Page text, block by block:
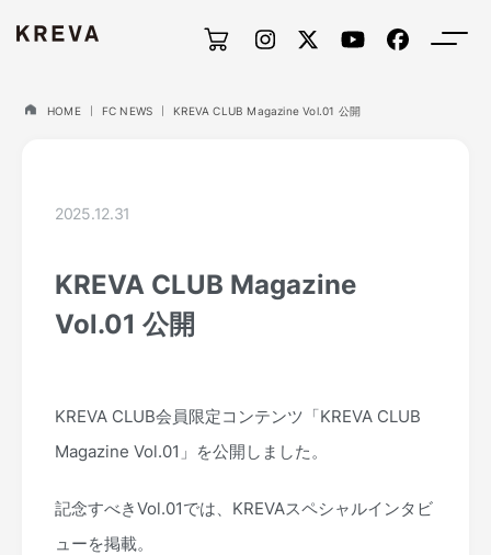
HOME FC NEWS KREVA CLUB Magazine Vol.01 公開
2025.12.31
KREVA CLUB Magazine
Vol.01 公開
KREVA CLUB会員限定コンテンツ「KREVA CLUB
Magazine Vol.01」を公開しました。
記念すべきVol.01では、KREVAスペシャルインタビ
ューを掲載。